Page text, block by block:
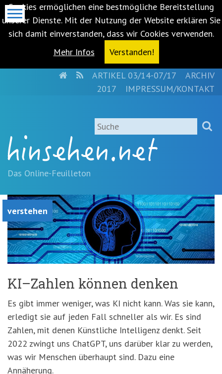
Cookies ermöglichen eine bestmögliche Bereitstellung
unserer Dienste. Mit der Nutzung der Website erklären Sie
sich damit einverstanden, dass wir Cookies verwenden.
Mehr Infos
Verstanden!
springen
(Accesskey
'1')Zur
springen
(Accesskey
'3')Zur
Suche
springen
(Accesskey
'2')
HOMERSSARTIKEL 03/14-07/17
ARCHIV
2017
IMPRESSUM/KONTAKT
Suche
Das Online-Feuilleton
verstehen
KI–Zahlen können denken
Es gibt immer weniger, was KI nicht kann. Was sie kann,
erledigt sie auf jeden Fall schneller als wir. Es sind
Zahlen, mit denen Künstliche Intelligenz denkt. Seit
2022 zwingt uns ChatGPT, uns darüber klar zu werden,
was wir Menschen überhaupt sind. Dazu eine
Annäherung.